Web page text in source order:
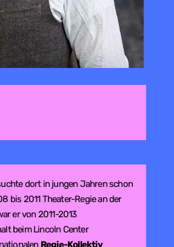
dort in jungen Jahren schon
bis 2011 Theater-Regie an der
er von 2011-2013
beim Lincoln Center
Regie-Kollektiv